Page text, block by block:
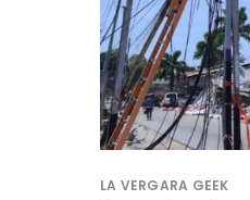
LA VERGARA GEEK